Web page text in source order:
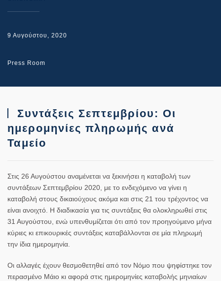
9 Αυγούστου, 2020
Press Room
Συντάξεις Σεπτεμβρίου: Οι
ημερομηνίες πληρωμής ανά
Ταμείο
Στις 26 Αυγούστου αναμένεται να ξεκινήσει η καταβολή των
συντάξεων Σεπτεμβρίου 2020, με το ενδεχόμενο να γίνει η
καταβολή στους δικαιούχους ακόμα και στις 21 του τρέχοντος να
είναι ανοιχτό. Η διαδικασία για τις συντάξεις θα ολοκληρωθεί στις
31 Αυγούστου, ενώ υπενθυμίζεται ότι από τον προηγούμενο μήνα
κύριες κι επικουρικές συντάξεις καταβάλλονται σε μία πληρωμή
την ίδια ημερομηνία.
Οι αλλαγές έχουν θεσμοθετηθεί από τον Νόμο που ψηφίστηκε τον
περασμένο Μάιο κι αφορά στις ημερομηνίες καταβολής μηνιαίων